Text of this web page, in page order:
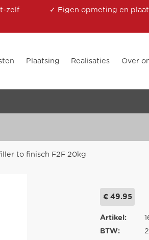
zelf
✓ Eigen opmeting en
Plaatsing Realisaties Over
to finisch F2F 20kg
€ 49.95
Artikel:
BTW: